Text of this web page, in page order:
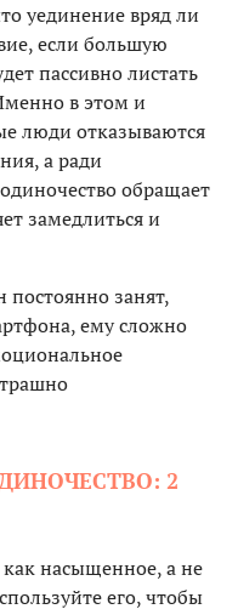
уединение вряд ли
если большую
пассивно листать
в этом и
люди отказываются
а ради
обращает
замедлиться и
занят,
ему сложно
2
насыщенное, а не
его, чтобы